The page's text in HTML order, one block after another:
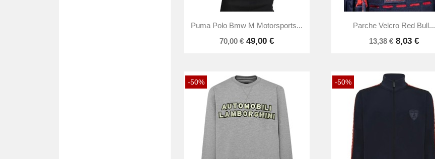
 Vista rápida
Puma Polo Bmw M Motorsports...
70,00 € 49,00 €
Vista rápida
Parche Velcro Red Bull...
13,38 € 8,03 €
-50% -50%